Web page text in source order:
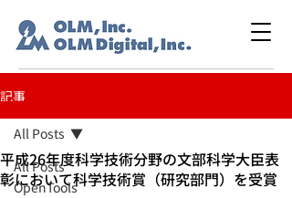
記事
All Posts
OpenTools
All Posts
平成26年度科学技術分野の文部科学大臣表
彰において科学技術賞（研究部門）を受賞